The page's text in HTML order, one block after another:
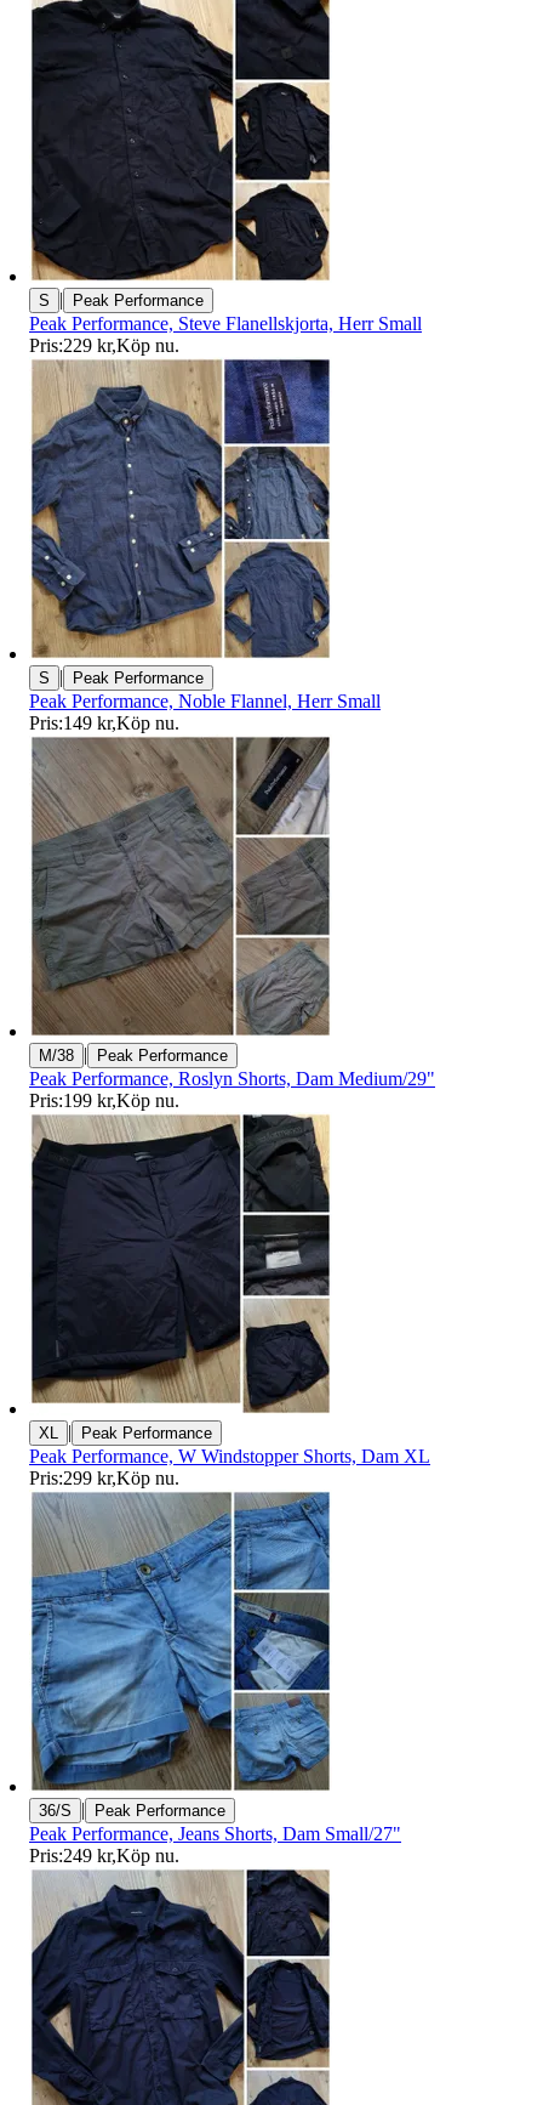
S | Peak Performance
Peak Performance, Steve Flanellskjorta, Herr Small
Pris:229 kr,Köp nu.
S | Peak Performance
Peak Performance, Noble Flannel, Herr Small
Pris:149 kr,Köp nu.
M/38 | Peak Performance
Peak Performance, Roslyn Shorts, Dam Medium/29"
Pris:199 kr,Köp nu.
XL | Peak Performance
Peak Performance, W Windstopper Shorts, Dam XL
Pris:299 kr,Köp nu.
36/S | Peak Performance
Peak Performance, Jeans Shorts, Dam Small/27"
Pris:249 kr,Köp nu.